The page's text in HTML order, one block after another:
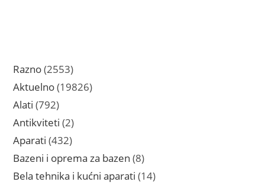
Razno 25532553
proizvoda
Aktuelno 1982619826
Alati 792792
proizvoda
Antikviteti 22
proizvoda
Aparati 432432
proizvoda
Bazeni i oprema za bazen 88
proizvoda
Bela tehnika i kućni aparati 1414